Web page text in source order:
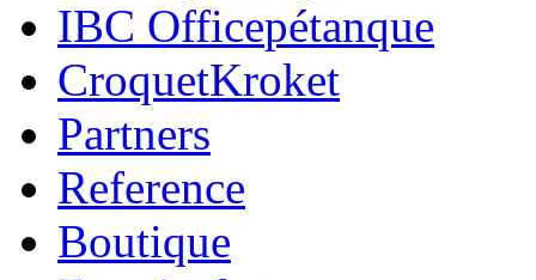
IBC Officepétanque
CroquetKroket
Partners
Reference
Boutique